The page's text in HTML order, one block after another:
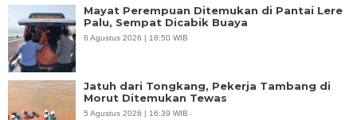
Mayat Perempuan Ditemukan di Pantai Lere
Palu, Sempat Dicabik Buaya
6 Agustus 2026 | 18:50 WIB
Jatuh dari Tongkang, Pekerja Tambang di
Morut Ditemukan Tewas
5 Agustus 2026 | 16:39 WIB